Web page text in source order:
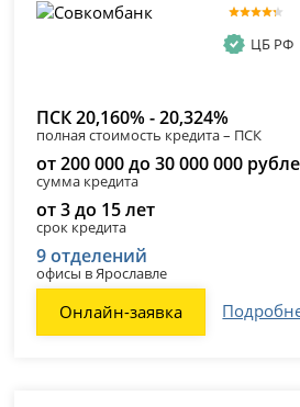
ЦБ РФ
ПСК 20,160% - 20,324%
полная стоимость кредита – ПСК
от 200 000 до 30 000 000
сумма кредита
от 3 до 15 лет
срок кредита
9 отделений
офисы в Ярославле
Онлайн-заявка